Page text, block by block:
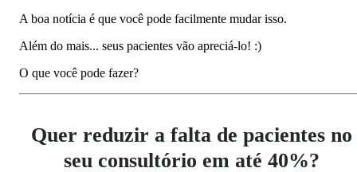
A boa notícia é que você pode facilmente mudar isso.
Além do mais... seus pacientes vão apreciá-lo! :)
O que você pode fazer?
Quer reduzir a falta de pacientes no
seu consultório em até 40%?